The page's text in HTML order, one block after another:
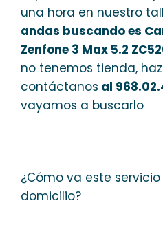
una hora en nuestro
andas buscando es
Zenfone 3 Max 5.2
no tenemos tienda,
contáctanos al
vayamos a buscarlo
¿Cómo va este
domicilio?